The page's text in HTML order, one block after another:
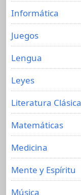
Informática
Juegos
Lengua
Leyes
Literatura Clásica
Matemáticas
Medicina
Mente y Espíritu
Música